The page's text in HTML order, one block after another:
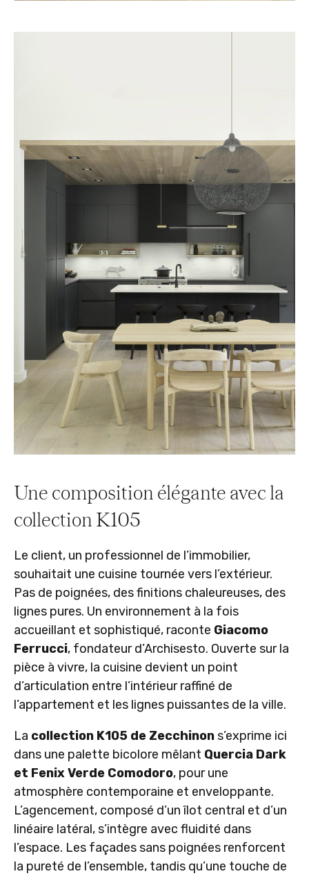
Une composition élégante avec la
collection K105
Le client, un professionnel de l’immobilier,
souhaitait une cuisine tournée vers l’extérieur.
Pas de poignées, des finitions chaleureuses, des
lignes pures. Un environnement à la fois
accueillant et sophistiqué, raconte Giacomo
Ferrucci, fondateur d’Archisesto. Ouverte sur la
pièce à vivre, la cuisine devient un point
d’articulation entre l’intérieur raffiné de
l’appartement et les lignes puissantes de la ville.
La collection K105 de Zecchinons’exprime ici
dans une palette bicolore mêlant Quercia Dark
et Fenix Verde Comodoro, pour une
atmosphère contemporaine et enveloppante.
L’agencement, composé d’un îlot central et d’un
linéaire latéral, s’intègre avec fluidité dans
l’espace. Les façades sans poignées renforcent
la pureté de l’ensemble, tandis qu’une touche de